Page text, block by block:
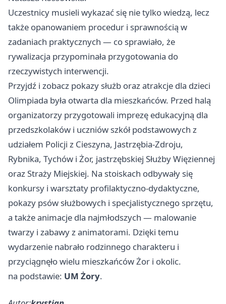
Uczestnicy musieli wykazać się nie tylko wiedzą, lecz
także opanowaniem procedur i sprawnością w
zadaniach praktycznych — co sprawiało, że
rywalizacja przypominała przygotowania do
rzeczywistych interwencji.
Przyjdź i zobacz pokazy służb oraz atrakcje dla dzieci
Olimpiada była otwarta dla mieszkańców. Przed halą
organizatorzy przygotowali imprezę edukacyjną dla
przedszkolaków i uczniów szkół podstawowych z
udziałem Policji z Cieszyna, Jastrzębia-Zdroju,
Rybnika, Tychów i Żor, jastrzębskiej Służby Więziennej
oraz Straży Miejskiej. Na stoiskach odbywały się
konkursy i warsztaty profilaktyczno-dydaktyczne,
pokazy psów służbowych i specjalistycznego sprzętu,
a także animacje dla najmłodszych — malowanie
twarzy i zabawy z animatorami. Dzięki temu
wydarzenie nabrało rodzinnego charakteru i
przyciągnęło wielu mieszkańców Żor i okolic.
na podstawie: UM Żory.